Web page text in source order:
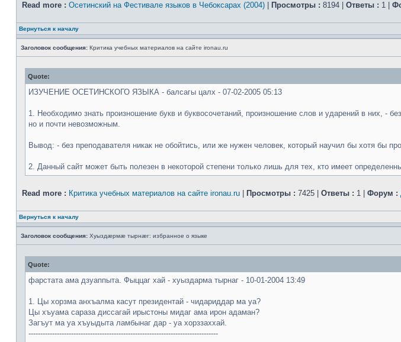
Read more : Осетинский на Фестивале языков в Чебоксарах (2004) Просмотры : 8194 | Ответы : 1 |
Вернуться к началу
Заголовок сообщения: Критика учебных материалов на сайте ironau.ru
Quote:
ИЗУЧЕНИЕ ОСЕТИНСКОГО ЯЗЫКА - балсагы цалх - 07-02-2005 05:13
1. Необходимо знать произношение букв и буквосочетаний, произношение слов и ударений в них, -
но и почти невозможным.
Вывод: - без преподавателя никак не обойтись, или же нужен человек, который научил бы хотя бы
2. Данный сайт может быть полезен в некоторой степени только лишь для тех, кто имеет
Read more : Критика учебных материалов на сайте ironau.ru Просмотры : 7425 | Ответы : 1 | Форум :
Вернуться к началу
Заголовок сообщения: Хуыздæрмæ тырнæг: избранное о языке
Quote:
фарстата ама дзуаппыта. Фыццаг хай - хуыздарма тырнаг - 10-01-2004 13:49
1. Цы хорзма анхъалма касут президентай - чидариддар ма уа?
Цы хъуама сараза диссагай ирыстоны мидаг ама ирон адаман?
Загъут ма уа хъуыдыта ламбынаг дар - уа хорззаххай.
--------------------------------------------------------------------------------